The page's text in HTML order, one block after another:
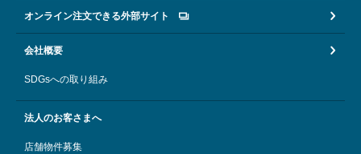
オンライン注文できる外部サイト
会社概要
SDGsへの取り組み
法人のお客さまへ
店舗物件募集